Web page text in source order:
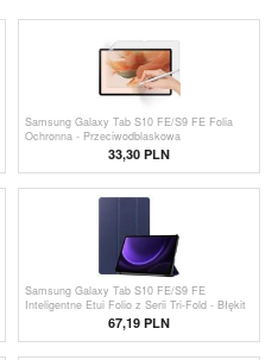
Samsung Galaxy Tab S10 FE/S9 FE Folia
Ochronna - Przeciwodblaskowa
33,30 PLN
Samsung Galaxy Tab S10 FE/S9 FE
Inteligentne Etui Folio z Serii Tri-Fold - Błękit
67,19 PLN